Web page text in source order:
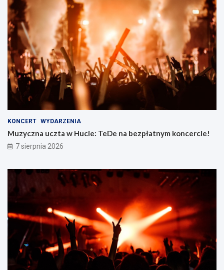
KONCERT WYDARZENIA
Muzyczna uczta w Hucie: TeDe na bezpłatnym koncercie!
7 sierpnia 2026